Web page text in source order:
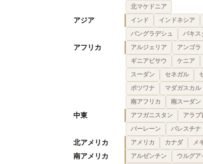
北マケドニア
アジア インド インドネシア
バングラデシュ
パキス
アフリカ アルジェリア アンゴラ
ギニアビサウ
ケニア
スーダン
セネガル
ボツワナ
マダガスカル
南アフリカ
南スーダン
中東 アフガニスタン アラブ
バーレーン
パレスチナ
北アメリカ アメリカ カナダ メ
南アメリカ アルゼンチン ウルグア